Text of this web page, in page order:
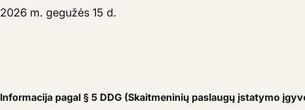
2026 m. gegužės 15 d.
Informacija pagal § 5 DDG (Skaitmeninių paslaugų įstatymo